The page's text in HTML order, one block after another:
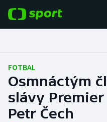
Fotbal
Hokej
Tenis
FOTBAL
Osmnáctým
slávy
Petr Čech